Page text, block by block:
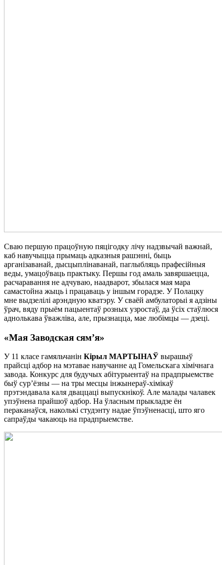
Сваю першую працоўную пяцігодку лічу надзвычай важнай,
каб навучыцца прымаць адказныя рашэнні, быць
арганізаванай, дысцыплінаванай, паглыбляць прафесійныя
веды, умацоўваць практыку. Першы год амаль завяршаецца,
расчаравання не адчуваю, наадварот, збылася мая мара
самастойна жыць і працаваць у іншым горадзе. У Полацку
мне выдзелілі арэндную кватэру. У сваёй амбулаторыі я адзіны
ўрач, вяду прыём пацыентаў розных узростаў, да ўсіх стаўлюся
аднолькава ўважліва, але, прызнацца, мае любімцы — дзеці.
«Мая Заводская сям’я»
У 11 класе гамяльчанін Кірыл МАРТЫНАЎ вырашыў
прайсці адбор на мэтавае навучанне ад Гомельскага хімічнага
завода. Конкурс для будучых абітурыентаў на прадпрыемстве
быў сур’ёзны — на тры месцы інжынераў-хімікаў
прэтэндавала каля дваццаці выпускнікоў. Але малады чалавек
упэўнена прайшоў адбор. На ўласным прыкладзе ён
пераканаўся, наколькі студэнту надае ўпэўненасці, што яго
сапраўды чакаюць на прадпрыемстве.